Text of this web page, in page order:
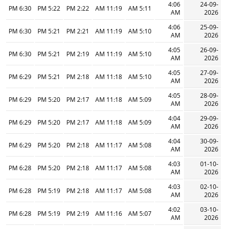
24-09-
2026
4:06
AM
5:11 AM
11:19 AM
2:22 PM
5:22 PM
6:30 PM
25-09-
2026
4:06
AM
5:10 AM
11:19 AM
2:21 PM
5:21 PM
6:30 PM
26-09-
2026
4:05
AM
5:10 AM
11:19 AM
2:19 PM
5:21 PM
6:30 PM
27-09-
2026
4:05
AM
5:10 AM
11:18 AM
2:18 PM
5:21 PM
6:29 PM
28-09-
2026
4:05
AM
5:09 AM
11:18 AM
2:17 PM
5:20 PM
6:29 PM
29-09-
2026
4:04
AM
5:09 AM
11:18 AM
2:17 PM
5:20 PM
6:29 PM
30-09-
2026
4:04
AM
5:08 AM
11:17 AM
2:18 PM
5:20 PM
6:29 PM
01-10-
2026
4:03
AM
5:08 AM
11:17 AM
2:18 PM
5:20 PM
6:28 PM
02-10-
2026
4:03
AM
5:08 AM
11:17 AM
2:18 PM
5:19 PM
6:28 PM
03-10-
2026
4:02
AM
5:07 AM
11:16 AM
2:19 PM
5:19 PM
6:28 PM